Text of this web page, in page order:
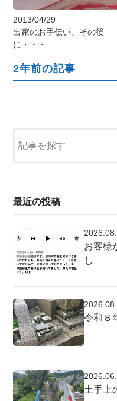
2013/04/29
出家のお手伝い。その後
に・・・
2年前の記事
最近の投稿
お客様
し
令和８
土手上